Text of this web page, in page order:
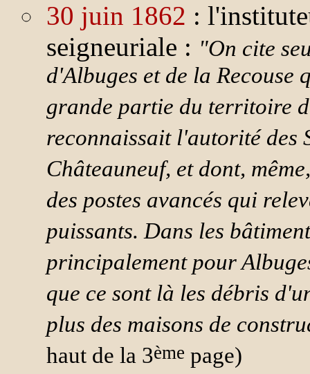
30 juin 1862 :
seigneuriale : "On cite
d'Albuges et de la Recouse
grande partie du territoire
reconnaissait l'autorité des
Châteauneuf, et dont,
des postes avancés qui
puissants. Dans les
principalement pour
que ce sont là les débris
plus des maisons de
haut de la 3ème page)